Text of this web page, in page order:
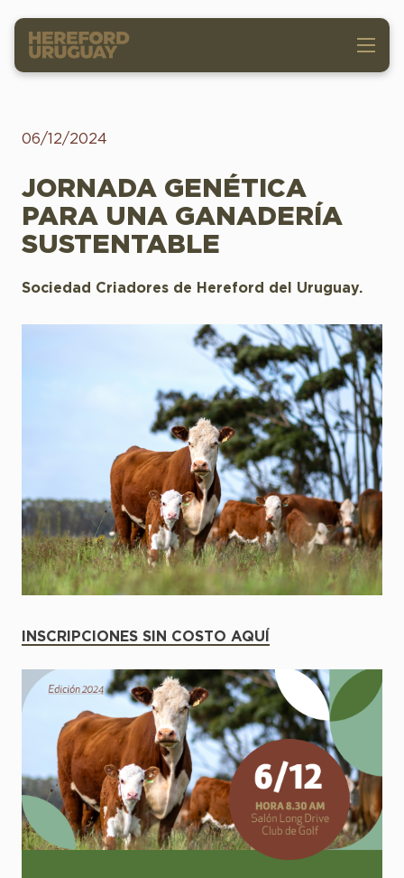
06/12/2024
JORNADA GENÉTICA
PARA UNA GANADERÍA
SUSTENTABLE
Sociedad Criadores de Hereford del Uruguay.
INSCRIPCIONES SIN COSTO AQUÍ